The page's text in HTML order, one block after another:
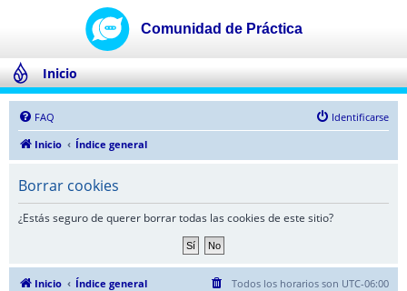
Inicio
FAQ
Identificarse
Inicio
Índice general
Borrar cookies
¿Estás seguro de querer borrar todas las cookies de este sitio?
Inicio Índice general Todos los horarios son UTC-06:00